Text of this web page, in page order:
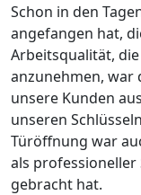
Schon in den
angefangen hat,
Arbeitsqualität,
anzunehmen, war
unsere Kunden
unseren
Türöffnung war
als professioneller
gebracht hat.